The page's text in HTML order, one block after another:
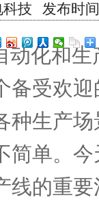
技 发布时
动化和
备受欢
种生产
简单。
线的重